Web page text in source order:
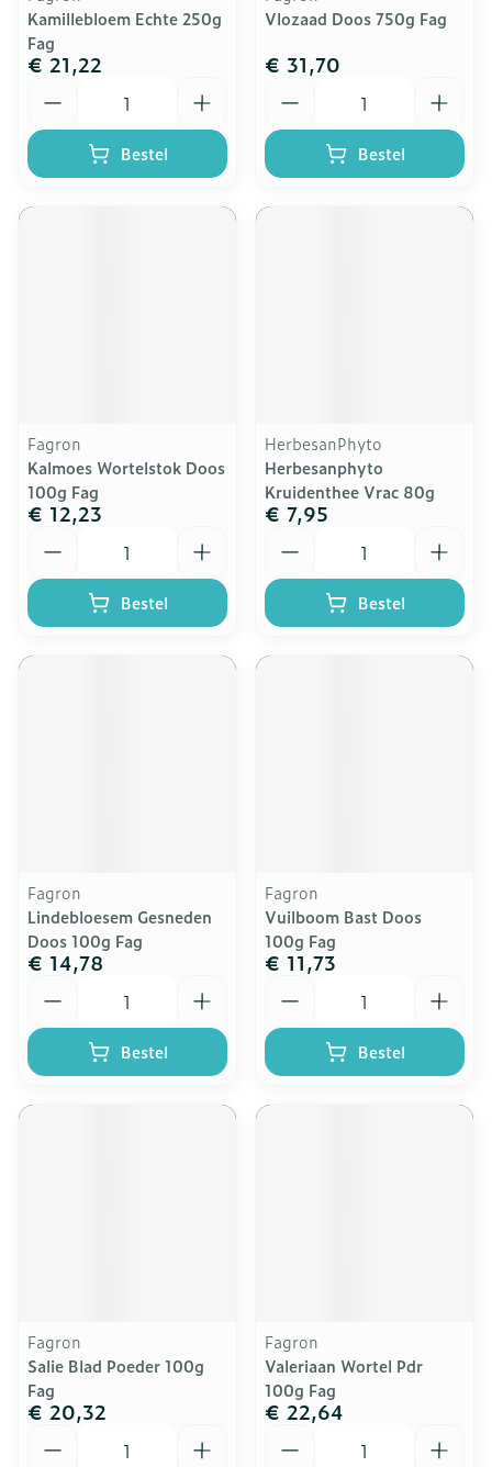
Kamillebloem Echte 250g
Fag
€ 21,22
Bestel
Vlozaad Doos 750g Fag
€ 31,70
Bestel
Fagron
Kalmoes Wortelstok Doos
100g Fag
€ 12,23
Bestel
HerbesanPhyto
Herbesanphyto
Kruidenthee Vrac 80g
€ 7,95
Bestel
Fagron
Lindebloesem Gesneden
Doos 100g Fag
€ 14,78
Bestel
Fagron
Vuilboom Bast Doos
100g Fag
€ 11,73
Bestel
Fagron
Salie Blad Poeder 100g
Fag
€ 20,32
Fagron
Valeriaan Wortel Pdr
100g Fag
€ 22,64